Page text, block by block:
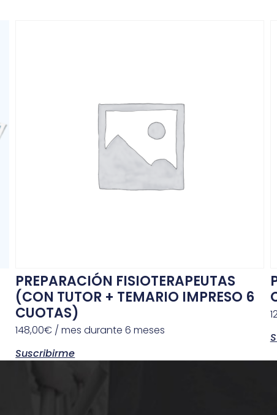
PREPARACIÓN FISIOTERAPEUTAS
(CON TUTOR + TEMARIO IMPRESO 6
CUOTAS)
148,00€ / mes durante 6 meses
Suscribirme